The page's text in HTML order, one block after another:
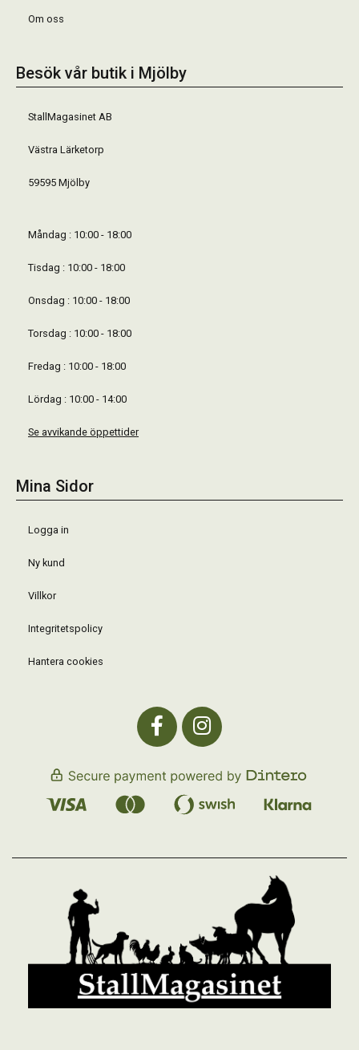
Om oss
Besök vår butik i Mjölby
StallMagasinet AB
Västra Lärketorp
59595 Mjölby
Måndag : 10:00 - 18:00
Tisdag : 10:00 - 18:00
Onsdag : 10:00 - 18:00
Torsdag : 10:00 - 18:00
Fredag : 10:00 - 18:00
Lördag : 10:00 - 14:00
Se avvikande öppettider
Mina Sidor
Logga in
Ny kund
Villkor
Integritetspolicy
Hantera cookies